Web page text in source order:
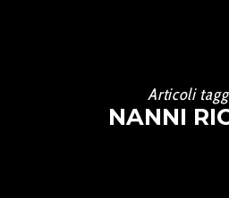
Articoli
NANNI